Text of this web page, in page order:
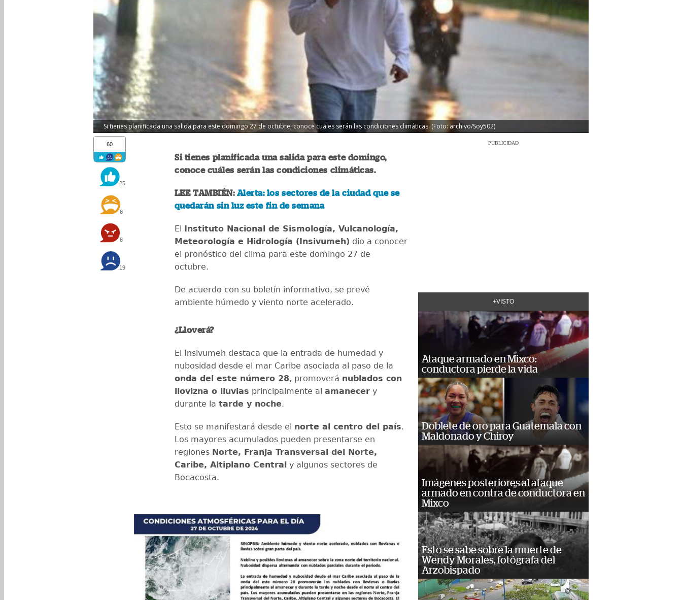
Si tienes planificada una salida para este domingo 27 de octubre, conoce cuáles serán las condiciones climáticas. (Foto: archivo/Soy502)
60
25
8
8
19
Si tienes planificada una salida para este domingo,
conoce cuáles serán las condiciones climáticas.
LEE TAMBIÉN: Alerta: los sectores de la ciudad que se
quedarán sin luz este fin de semana
El Instituto Nacional de Sismología, Vulcanología,
Meteorología e Hidrología (Insivumeh) dio a conocer
el pronóstico del clima para este domingo 27 de
octubre.
De acuerdo con su boletín informativo, se prevé
ambiente húmedo y viento norte acelerado.
¿Lloverá?
El Insivumeh destaca que la entrada de humedad y
nubosidad desde el mar Caribe asociada al paso de la
onda del este número 28, promoverá nublados con
llovizna o lluvias principalmente al amanecer y
durante la tarde y noche.
Esto se manifestará desde el norte al centro del país.
Los mayores acumulados pueden presentarse en
regiones Norte, Franja Transversal del Norte,
Caribe, Altiplano Central y algunos sectores de
Bocacosta.
PUBLICIDAD
+VISTO
Ataque armado en Mixco:
conductora pierde la vida
Doblete de oro para Guatemala con
Maldonado y Chiroy
Imágenes posteriores al ataque
armado en contra de conductora en
Mixco
Esto se sabe sobre la muerte de
Wendy Morales, fotógrafa del
Arzobispado